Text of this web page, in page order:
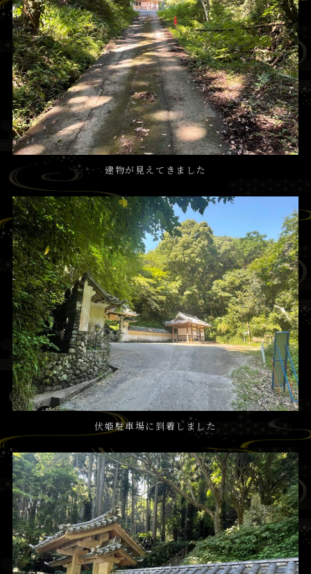
建物が見えてきました
伏姫駐車場に到着しました